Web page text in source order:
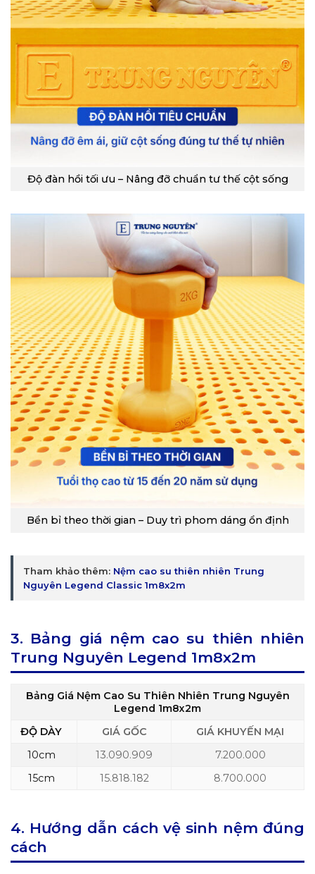
Độ đàn hồi tối ưu – Nâng đỡ chuẩn tư thế cột sống
Bền bỉ theo thời gian – Duy trì phom dáng ổn định
Tham khảo thêm: Nệm cao su thiên nhiên Trung
Nguyên Legend Classic 1m8x2m
3. Bảng giá nệm cao su thiên nhiên
Trung Nguyên Legend 1m8x2m
Bảng Giá Nệm Cao Su Thiên Nhiên Trung Nguyên
Legend 1m8x2m
ĐỘ DÀY
GIÁ GỐC
GIÁ KHUYẾN MẠI
10cm
13.090.909
7.200.000
15cm
15.818.182 8.700.000
4. Hướng dẫn cách vệ sinh nệm đúng
cách